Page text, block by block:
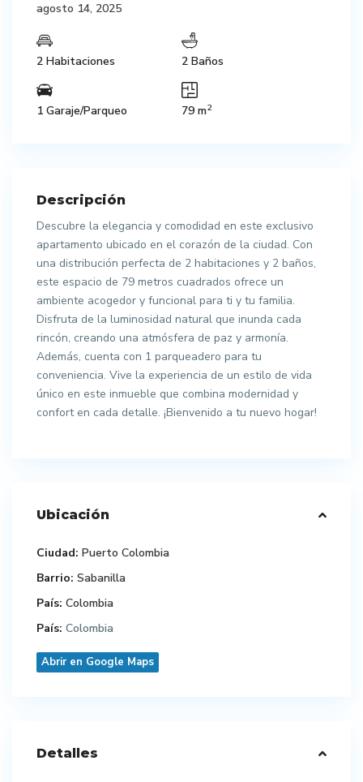
agosto 14, 2025
2 Habitaciones 2 Baños
1 Garaje/Parqueo 79 m2
Descripción
Descubre la elegancia y comodidad en este exclusivo
apartamento ubicado en el corazón de la ciudad. Con
una distribución perfecta de 2 habitaciones y 2 baños,
este espacio de 79 metros cuadrados ofrece un
ambiente acogedor y funcional para ti y tu familia.
Disfruta de la luminosidad natural que inunda cada
rincón, creando una atmósfera de paz y armonía.
Además, cuenta con 1 parqueadero para tu
conveniencia. Vive la experiencia de un estilo de vida
único en este inmueble que combina modernidad y
confort en cada detalle. ¡Bienvenido a tu nuevo hogar!
Ubicación
Ciudad: Puerto Colombia
Barrio: Sabanilla
País: Colombia
País: Colombia
Abrir en Google Maps
Detalles